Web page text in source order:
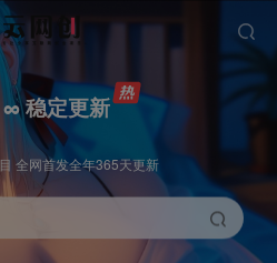
稳定更新
全网首发全年365天更新